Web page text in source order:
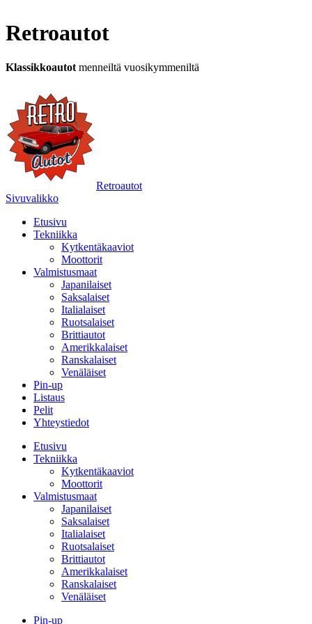
Retroautot
Klassikkoautot menneiltä vuosikymmeniltä
Retroautot
Sivuvalikko
Etusivu
Tekniikka
Kytkentäkaaviot
Moottorit
Valmistusmaat
Japanilaiset
Saksalaiset
Italialaiset
Ruotsalaiset
Brittiautot
Amerikkalaiset
Ranskalaiset
Venäläiset
Pin-up
Listaus
Pelit
Yhteystiedot
Etusivu
Tekniikka
Kytkentäkaaviot
Moottorit
Valmistusmaat
Japanilaiset
Saksalaiset
Italialaiset
Ruotsalaiset
Brittiautot
Amerikkalaiset
Ranskalaiset
Venäläiset
Pin-up